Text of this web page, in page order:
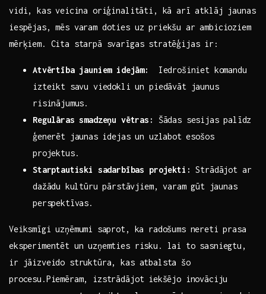
vidi, kas ⁣veicina oriģinalitāti, kā arī atklāj​ jaunas⁤
iespējas, ​mēs varam doties uz priekšu ar ambicioziem
mērķiem.‌ Cita starpā svarīgas stratēģijas ir:
Atvērtība‍ jauniem idejām:
‍ Iedrošiniet‍ komandu
izteikt savu viedokli un piedāvāt jaunus
risinājumus.
Regulāras smadzeņu vētras:
Šādas sesijas ⁤palīdz
ģenerēt jaunas ⁢idejas​ un uzlabot⁢ esošos
projektus.
Starptautiski sadarbības projekti: Strādājot ar⁢
dažādu⁤ kultūru pārstāvjiem, varam gūt ⁢jaunas
perspektīvas.
Veiksmīgi uzņēmumi ⁣saprot, ka radošums nereti prasa
eksperimentēt un uzņemties risku. lai to sasniegtu,
ir jāizveido struktūra, kas atbalsta šo ​
procesu.Piemēram, izstrādājot⁢ iekšējo inovāciju⁢